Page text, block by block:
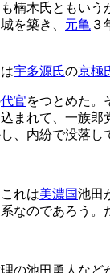
楠木氏ともいう
を築き、 元亀 ３
宇多源氏の京極
代官をつとめた。
まれて、一族
、内紛で没落し
れは美濃国池田
なのであろう。
の池田勇人など